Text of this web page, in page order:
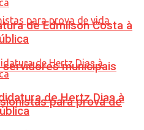
municipais
para prova de
de Edmilson Costa à
de Hertz Dias à